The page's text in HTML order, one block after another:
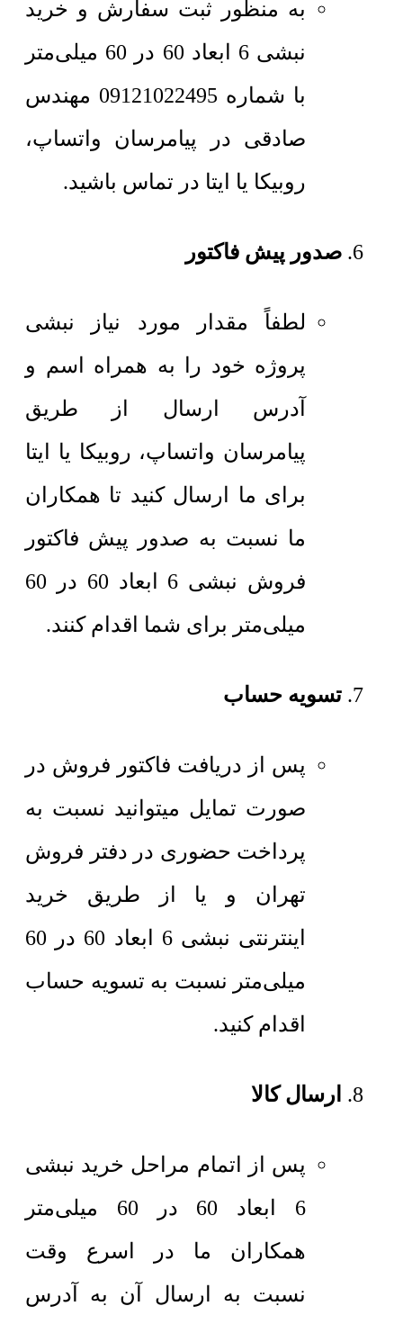
به منظور ثبت سفارش و خرید
نبشی 6 ابعاد 60 در 60 میلی‌متر
با شماره 09121022495 مهندس
صادقی در پیامرسان واتساپ،
روبیکا یا ایتا در تماس باشید.
صدور پیش فاکتور
لطفاً مقدار مورد نیاز نبشی
پروژه خود را به همراه اسم و
آدرس ارسال از طریق
پیامرسان واتساپ، روبیکا یا ایتا
برای ما ارسال کنید تا همکاران
ما نسبت به صدور پیش فاکتور
فروش نبشی 6 ابعاد 60 در 60
میلی‌متر برای شما اقدام کنند.
تسویه حساب
پس از دریافت فاکتور فروش در
صورت تمایل میتوانید نسبت به
پرداخت حضوری در دفتر فروش
تهران و یا از طریق خرید
اینترنتی نبشی 6 ابعاد 60 در 60
میلی‌متر نسبت به تسویه حساب
اقدام کنید.
ارسال کالا
پس از اتمام مراحل خرید نبشی
6 ابعاد 60 در 60 میلی‌متر
همکاران ما در اسرع وقت
نسبت به ارسال آن به آدرس